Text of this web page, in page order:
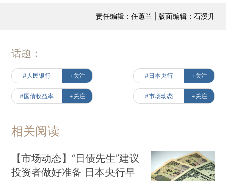
责任编辑：任蕙兰 | 版面编辑：石溪升
话题：
#人民银行 +关注 #日本央行 +关注
#国债收益率 +关注 #市场动态 +关注
相关阅读
【市场动态】“日债先生”建议
投资者做好准备 日本央行早